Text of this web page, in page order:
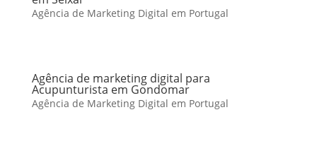
Agência de Marketing Digital em Portugal
Agência de marketing digital para
Acupunturista em Gondomar
Agência de Marketing Digital em Portugal